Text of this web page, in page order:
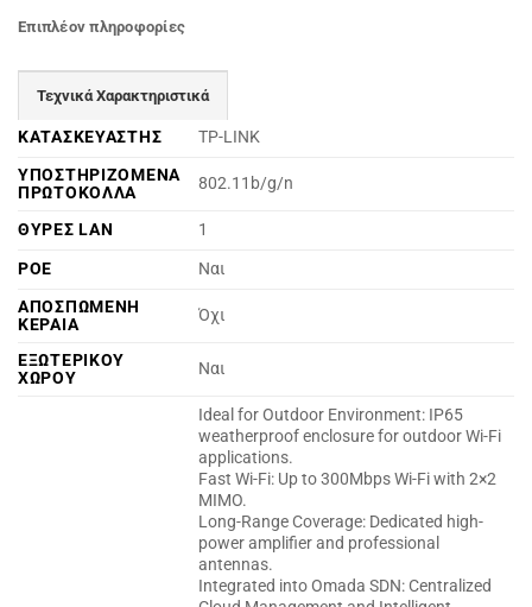
Επιπλέον πληροφορίες
Τεχνικά Χαρακτηριστικά
ΚΑΤΑΣΚΕΥΑΣΤΗΣ
TP-LINK
ΥΠΟΣΤΗΡΙΖΟΜΕΝΑ
ΠΡΩΤΟΚΟΛΛΑ
802.11b/g/n
ΘΥΡΕΣ LAN
1
POE
Ναι
ΑΠΟΣΠΩΜΕΝΗ
ΚΕΡΑΙΑ
Όχι
ΕΞΩΤΕΡΙΚΟΥ
ΧΩΡΟΥ
Ναι
Ideal for Outdoor Environment: IP65
weatherproof enclosure for outdoor Wi-Fi
applications.
Fast Wi-Fi: Up to 300Mbps Wi-Fi with 2×2
MIMO.
Long-Range Coverage: Dedicated high-
power amplifier and professional
antennas.
Integrated into Omada SDN: Centralized